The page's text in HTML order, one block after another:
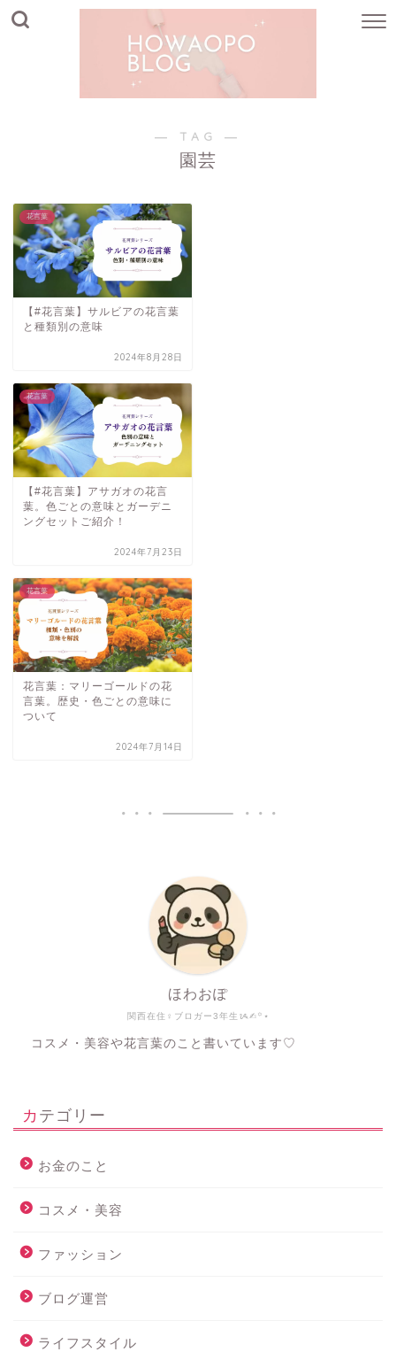
― TAG ―
園芸
花言葉
【#花言葉】サルビアの花言葉
と種類別の意味
2024年8月28日
花言葉
【#花言葉】アサガオの花言
葉。色ごとの意味とガーデニ
ングセットご紹介！
2024年7月23日
花言葉
花言葉：マリーゴールドの花
言葉。歴史・色ごとの意味に
ついて
2024年7月14日
関西在住♀ブロガー3年生ᝰ✍︎꙳⋆
ほわおぽ
コスメ・美容や花言葉のこと書いています♡
カテゴリー
お金のこと
コスメ・美容
ファッション
ブログ運営
ライフスタイル